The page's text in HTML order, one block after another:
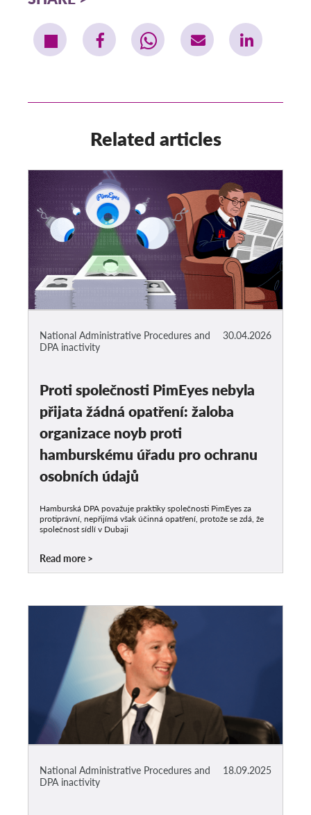
Related articles
30.04.2026
National Administrative Procedures and
DPA inactivity
Proti společnosti PimEyes nebyla
přijata žádná opatření: žaloba
organizace noyb proti
hamburskému úřadu pro ochranu
osobních údajů
Hamburská DPA považuje praktiky společnosti PimEyes za
protiprávní, nepřijímá však účinná opatření, protože se zdá, že
společnost sídlí v Dubaji
Read more
18.09.2025
National Administrative Procedures and
DPA inactivity